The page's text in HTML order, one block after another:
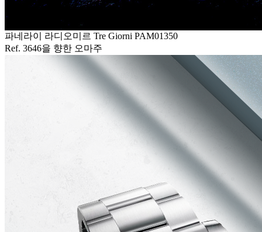
파네라이 라디오미르 Tre Giorni PAM01350
Ref. 3646을 향한 오마주